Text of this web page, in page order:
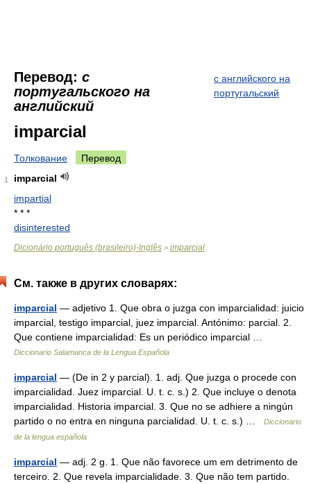
Перевод: с
португальского на
английский
с английского на
португальский
imparcial
Толкование Перевод
1
imparcial
impartial
* * *
disinterested
Dicionário português (brasileiro)-Inglês > imparcial
См. также в других словарях:
imparcial — adjetivo 1. Que obra o juzga con imparcialidad: juicio
imparcial, testigo imparcial, juez imparcial. Antónimo: parcial. 2.
Que contiene imparcialidad: Es un periódico imparcial …
Diccionario Salamanca de la Lengua Española
imparcial — (De in 2 y parcial). 1. adj. Que juzga o procede con
imparcialidad. Juez imparcial. U. t. c. s.) 2. Que incluye o denota
imparcialidad. Historia imparcial. 3. Que no se adhiere a ningún
partido o no entra en ninguna parcialidad. U. t. c. s.) …
Diccionario
de la lengua española
imparcial — adj. 2 g. 1. Que não favorece um em detrimento de
terceiro. 2. Que revela imparcialidade. 3. Que não tem partido.